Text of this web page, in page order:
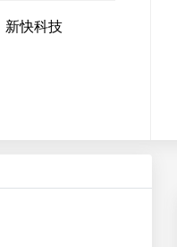
新快科技